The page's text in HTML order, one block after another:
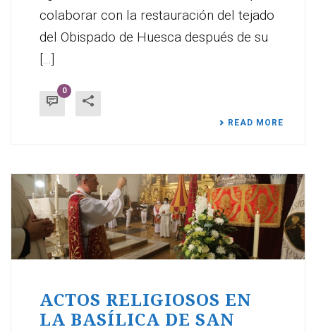
colaborar con la restauración del tejado
del Obispado de Huesca después de su
[...]
0
READ MORE
ACTOS RELIGIOSOS EN
LA BASÍLICA DE SAN